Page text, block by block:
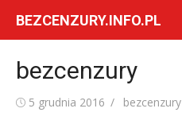
BEZCENZURY.INFO.PL
bezcenzury
Posted
5 grudnia 2016 Author
bezcenzury